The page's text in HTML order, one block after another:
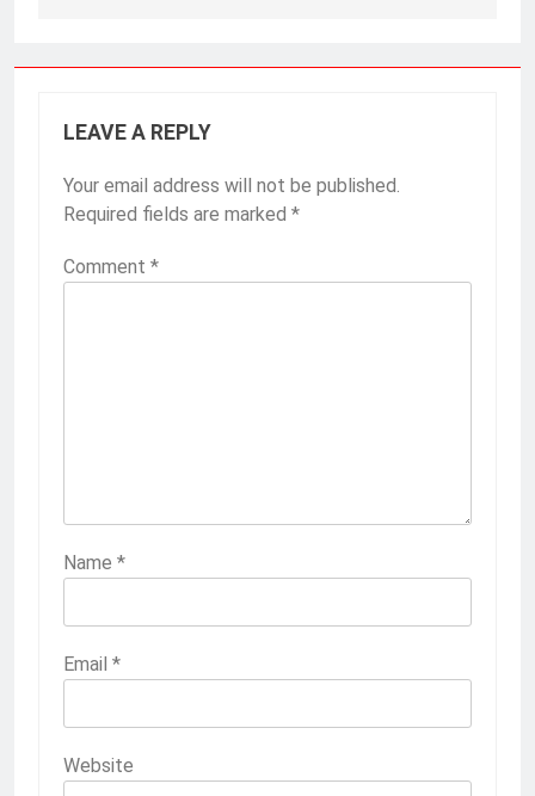
LEAVE A REPLY
Your email address will not be published.
Required fields are marked *
Comment *
Name *
Email *
Website